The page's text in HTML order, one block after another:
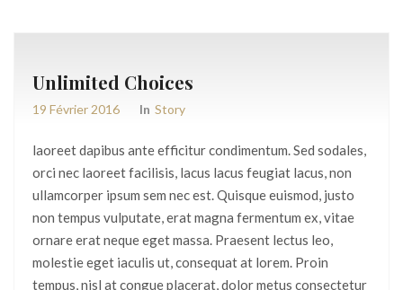
Unlimited Choices
19 Février 2016 In Story
laoreet dapibus ante efficitur condimentum. Sed sodales,
orci nec laoreet facilisis, lacus lacus feugiat lacus, non
ullamcorper ipsum sem nec est. Quisque euismod, justo
non tempus vulputate, erat magna fermentum ex, vitae
ornare erat neque eget massa. Praesent lectus leo,
molestie eget iaculis ut, consequat at lorem. Proin
tempus, nisl at congue placerat, dolor metus consectetur